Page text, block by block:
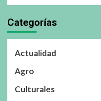
Categorías
Actualidad
Agro
Culturales